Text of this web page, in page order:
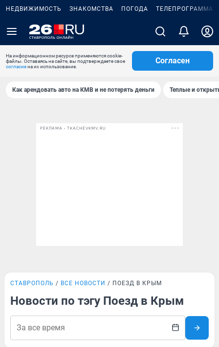
НЕДВИЖИМОСТЬ ЗНАКОМСТВА ПОГОДА ТЕЛЕПРОГРАММА
На информационном ресурсе применяются cookie-
файлы. Оставаясь на сайте, вы подтверждаете свое
согласиена их использование.
Согласен
Как арендовать авто на КМВ и не потерять деньги Теплые и
РЕКЛАМА • TKACHEVKMV.RU
СТАВРОПОЛЬ ВСЕ НОВОСТИ ПОЕЗД В КРЫМ
Новости по тэгу Поезд в Крым